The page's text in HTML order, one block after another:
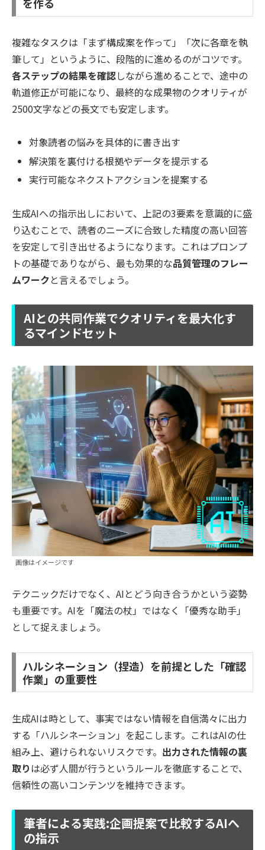
複雑なタスクは「まず構成案を作って」「次に各章を執
筆して」というように、段階的に進めるのがコツです。
各ステップの結果を確認しながら進めることで、途中の
軌道修正が可能になり、最終的な成果物のクオリティが
2500文字などの長文でも安定します。
対象読者の悩みを具体的に書き出す
解決策を裏付ける根拠やデータを提示する
実行可能なネクストアクションを提案する
生成AIへの指示出しにおいて、上記の3要素を意識的に盛
り込むことで、読者のニーズに合致した精度の高い回答
を安定して引き出せるようになります。これはプロンプ
トの基礎でありながら、最も効果的な品質管理のフレー
ムワークと言えるでしょう。
AIとの共同作業でクオリティを最大化す
るマインドセット
画像はイメージです
テクニックだけでなく、AIとどう向き合うかという姿勢
も重要です。AIを「魔法の杖」ではなく「優秀な助手」
として捉えましょう。
ハルシネーション（捏造）を前提とした「確認
作業」の重要性
生成AIは時として、事実ではない情報を自信満々に出力
する「ハルシネーション」を起こします。これはAIの仕
組み上、避けられないリスクです。 出力された情報の裏
取りは必ず人間が行うというルールを徹底することで、
信頼性の高いコンテンツを維持できます。
筆者による実践:企画提案で比較するAIへ
の指示